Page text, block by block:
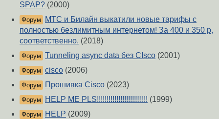
SPAP? (2000)
Форум
МТС и Билайн выкатили новые тарифы с
полностью безлимитным интернетом! За 400 и 350 р,
соответственно. (2018)
Форум Tunneling async data без CIsco (2001)
Форум cisco (2006)
Форум Прошивка Cisco (2023)
Форум HELP ME PLS!!!!!!!!!!!!!!!!!!!!!!!!!! (1999)
Форум HELP (2009)